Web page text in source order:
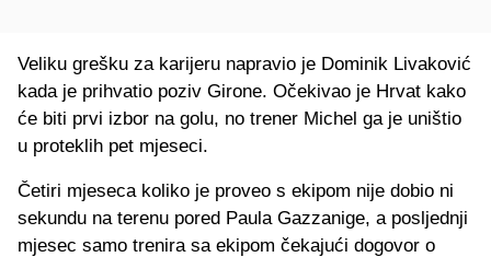
Veliku grešku za karijeru napravio je Dominik Livaković
kada je prihvatio poziv Girone. Očekivao je Hrvat kako
će biti prvi izbor na golu, no trener Michel ga je uništio
u proteklih pet mjeseci.
Četiri mjeseca koliko je proveo s ekipom nije dobio ni
sekundu na terenu pored Paula Gazzanige, a posljednji
mjesec samo trenira sa ekipom čekajući dogovor o